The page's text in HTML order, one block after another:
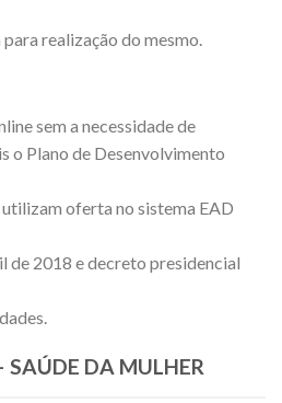
realização do mesmo.
sem a necessidade de
o Plano de Desenvolvimento
oferta no sistema EAD
de 2018 e decreto presidencial
DA MULHER